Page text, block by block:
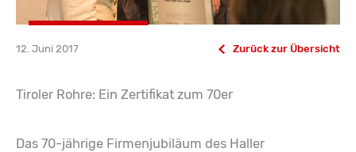
12. Juni 2017 Zurück zur Übersicht
Tiroler Rohre: Ein Zertifikat zum 70er
Das 70-jährige Firmenjubiläum des Haller